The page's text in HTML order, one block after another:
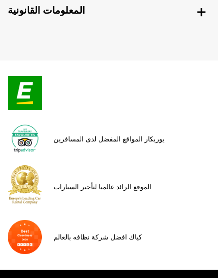
المعلومات القانونية
يوربكار المواقع المفضل لدى المسافرين
الموقع الرائد عالميا لتأجير السيارات
كياك افضل شركة نظافه بالعالم